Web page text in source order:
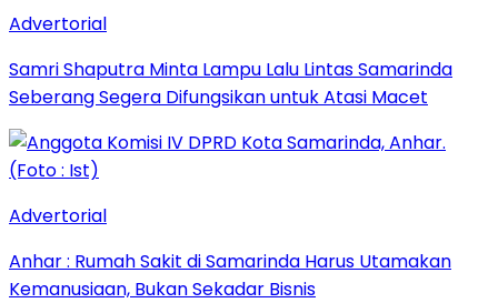
Advertorial
Samri Shaputra Minta Lampu Lalu Lintas Samarinda
Seberang Segera Difungsikan untuk Atasi Macet
Advertorial
Anhar : Rumah Sakit di Samarinda Harus Utamakan
Kemanusiaan, Bukan Sekadar Bisnis